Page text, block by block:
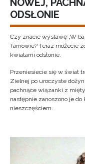
NOWEJ,
ODSŁONIE
Czy znacie wystawę „W
Tarnowie? Teraz możecie
kwiatami odsłonie.
Przeniesiecie się w świat
Zielnej po uroczyste
pachnące wiązanki z
następnie zanoszono je do
nieszczęściem.